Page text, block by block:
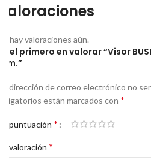
hay valoraciones aún.
el primero en valorar “Visor
dirección de correo electrónico no
están marcados con *
puntuación *
valoración *